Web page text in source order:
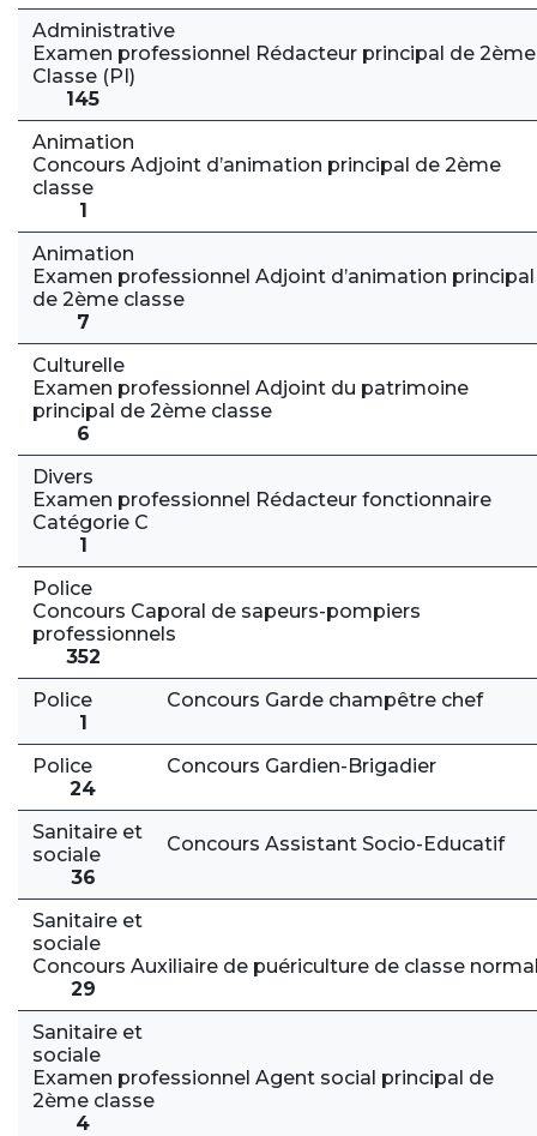
Administrative
Examen professionnel Rédacteur principal de 2ème
Classe (PI)
145
Animation
Concours Adjoint d’animation principal de 2ème
classe
1
Animation
Examen professionnel Adjoint d’animation principal
de 2ème classe
7
Culturelle
Examen professionnel Adjoint du patrimoine
principal de 2ème classe
6
Divers
Examen professionnel Rédacteur fonctionnaire
Catégorie C
1
Police
Concours Caporal de sapeurs-pompiers
professionnels
352
Police
Concours Garde champêtre chef
1
Police
Concours Gardien-Brigadier
24
Sanitaire et
sociale
Concours Assistant Socio-Educatif
36
Sanitaire et
sociale
Concours Auxiliaire de puériculture de classe
29
Sanitaire et
sociale
Examen professionnel Agent social principal de
2ème classe
4